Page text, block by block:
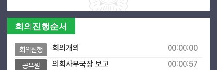
회의진행순서
회의진행 회의개의 00:00:00
공무원 의회사무국장 보고 00:00:57